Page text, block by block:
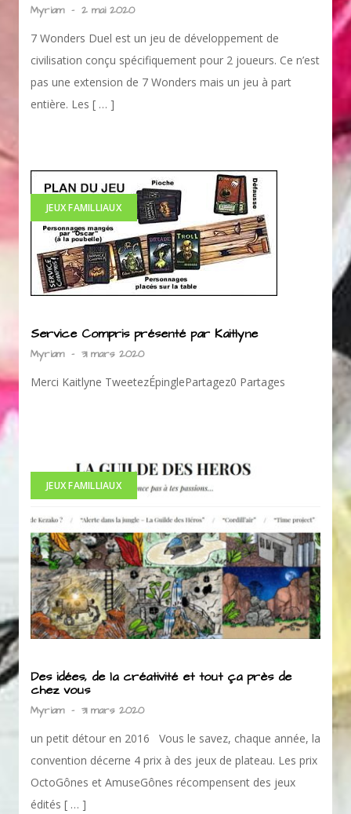
Myriam - 2 mai 2020
7 Wonders Duel est un jeu de développement de
civilisation conçu spécifiquement pour 2 joueurs. Ce n’est
pas une extension de 7 Wonders mais un jeu à part
entière. Les [ … ]
JEUX FAMILLIAUX
Service Compris présenté par Kaitlyne
Myriam - 31 mars 2020
Merci Kaitlyne TweetezÉpinglePartagez0 Partages
JEUX FAMILLIAUX
Des idées, de la créativité et tout ça près de
chez vous
Myriam - 31 mars 2020
un petit détour en 2016 Vous le savez, chaque année, la
convention décerne 4 prix à des jeux de plateau. Les prix
OctoGônes et AmuseGônes récompensent des jeux
édités [ … ]